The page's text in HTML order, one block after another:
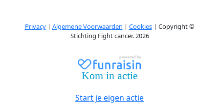
Privacy| Algemene Voorwaarden | Cookies| Copyright ©
Stichting Fight cancer. 2026
Kom in actie
Start je eigen actie